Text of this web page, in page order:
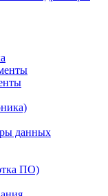
данных
ПО)